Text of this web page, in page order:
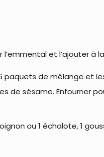
l’emmental et
paquets de mélange et
de sésame. Enfourner
ou 1 échalote, 1